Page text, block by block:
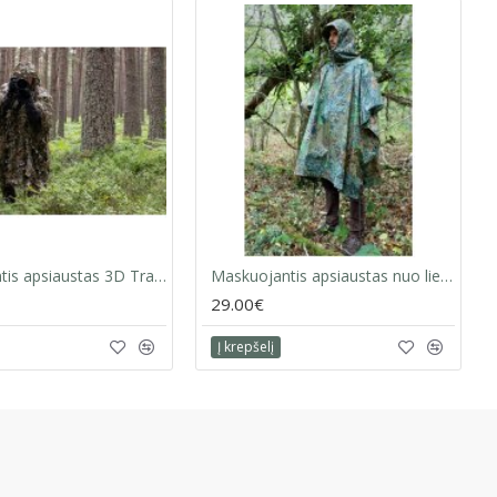
Maskuojantis apsiaustas 3D Tragopan Maskuojantis apsiaustas nuo lietaus V2
29.00€
Į krepšelį